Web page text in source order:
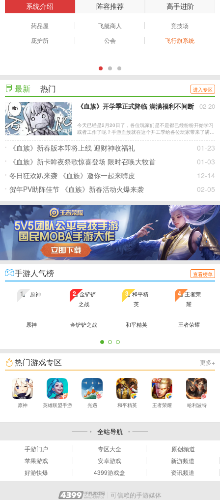
系统介绍 阵容推荐 高手进阶
药品屋 飞艇商人
竞技场
庇护所
公会 飞行旗系统
最新 热门 进入专区
《血族》开学季正式降临 满满福利不间断 02-20
今天已经是2月20日了，各位玩家们是不是都已经纷纷开始学习
或者工作了呢？手游血族就在这个开工季给各位玩家带来了满满
01-23
《血族》新春版本即将上线 迎财神收福礼
01-03
《血族》新卡眸夜祭歌惊喜登场 限时召唤大牧首
12-14
冬日狂欢趴来袭 《血族》邀你一起来嗨皮
02-05
贺年PV助阵佳节 《血族》新春活动火爆来袭
手游人气榜 查看榜单
原神
1
金铲铲之战
2
和平精英
3
王者荣耀
4
热门游戏专区 更多+
原神 英雄联盟手游 光遇 和平精英 王者荣耀 哈利波特
全站导航
手游门户 专区大全
原创频道
苹果游戏
安卓游戏
新游频道
好游快爆
4399游戏盒 资讯频道
可信赖的手游媒体